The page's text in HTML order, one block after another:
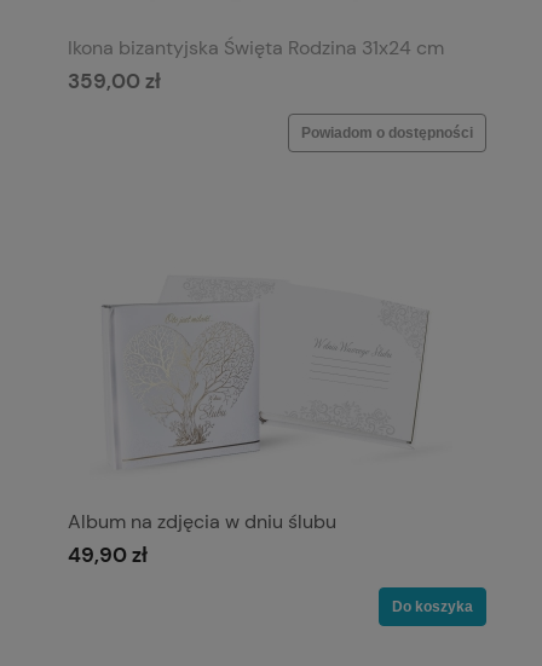
Ikona bizantyjska Święta Rodzina 31x24 cm
359,00 zł
Powiadom o dostępności
Album na zdjęcia w dniu ślubu
49,90 zł
Do koszyka